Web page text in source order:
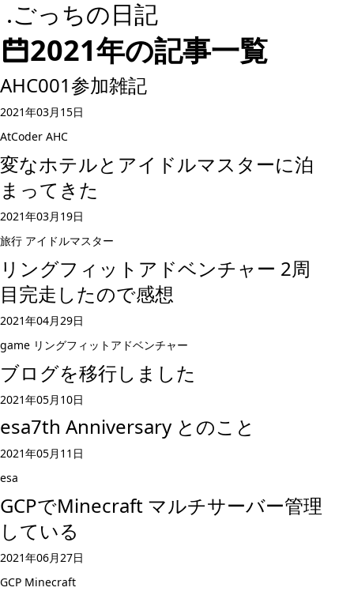
.ごっちの日記
2021年の記事一覧
AHC001参加雑記
2021年03月15日
AtCoder AHC
変なホテルとアイドルマスターに泊
まってきた
2021年03月19日
旅行 アイドルマスター
リングフィットアドベンチャー 2周
目完走したので感想
2021年04月29日
game リングフィットアドベンチャー
ブログを移行しました
2021年05月10日
esa7th Anniversary とのこと
2021年05月11日
esa
GCPでMinecraft マルチサーバー管理
している
2021年06月27日
GCP Minecraft